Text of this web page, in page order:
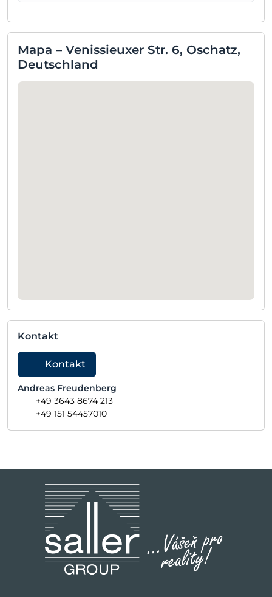
Mapa – Venissieuxer Str. 6, Oschatz,
Deutschland
Kontakt
Kontakt
Andreas Freudenberg
+49 3643 8674 213
+49 151 54457010